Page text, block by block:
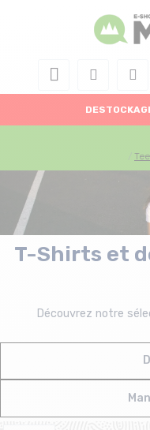
T-Shirts et
Découvrez notre